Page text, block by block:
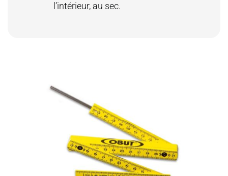
l’intérieur, au sec.